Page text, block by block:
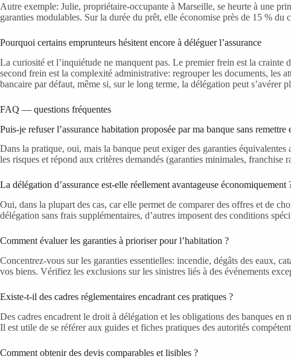
Autre exemple: Julie, propriétaire-occupante à Marseille, se heurte à une
garanties modulables. Sur la durée du prêt, elle économise près de 15 %
Pourquoi certains emprunteurs hésitent encore à déléguer l’assurance
La curiosité et l’inquiétude ne manquent pas. Le premier frein est la crainte
second frein est la complexité administrative: regrouper les documents, les
bancaire par défaut, même si, sur le long terme, la délégation peut s’avérer
FAQ — questions fréquentes
Puis-je refuser l’assurance habitation proposée par ma banque sans remettre
Dans la pratique, oui, mais la banque peut exiger des garanties
les risques et répond aux critères demandés (garanties minimales,
La délégation d’assurance est-elle réellement avantageuse économiquement
Oui, dans la plupart des cas, car elle permet de comparer des offres et de
délégation sans frais supplémentaires, d’autres imposent des conditions
Comment évaluer les garanties à prioriser pour l’habitation ?
Concentrez-vous sur les garanties essentielles: incendie, dégâts des eaux,
vos biens. Vérifiez les exclusions sur les sinistres liés à des événements
Existe-t-il des cadres réglementaires encadrant ces pratiques ?
Des cadres encadrent le droit à délégation et les obligations des banques
Il est utile de se référer aux guides et fiches pratiques des autorités
Comment obtenir des devis comparables et lisibles ?